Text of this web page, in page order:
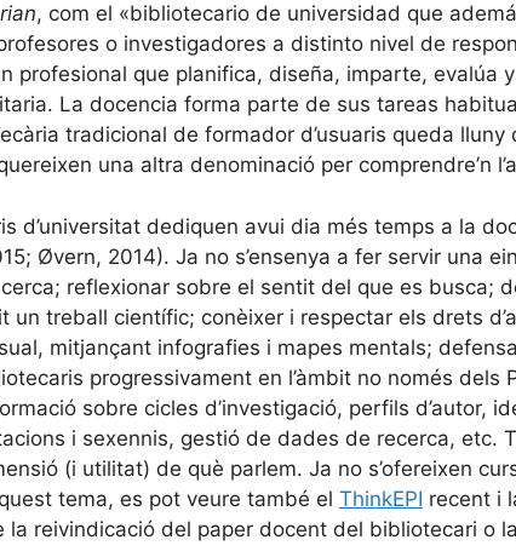
, com el «bibliotecario de universidad que
o investigadores a distinto nivel de
que planifica, diseña, imparte, evalúa
La docencia forma parte de sus tareas
tradicional de formador d’usuaris queda lluny
una altra denominació per comprendre’n
d’universitat dediquen avui dia més temps a la
Øvern, 2014). Ja no s’ensenya a fer servir una
reflexionar sobre el sentit del que es busca;
treball científic; conèixer i respectar els drets
mitjançant infografies i mapes mentals;
progressivament en l’àmbit no només dels
sobre cicles d’investigació, perfils d’autor,
i sexennis, gestió de dades de recerca, etc.
(i utilitat) de què parlem. Ja no s’ofereixen
tema, es pot veure també el ThinkEPI recent i
reivindicació del paper docent del bibliotecari o